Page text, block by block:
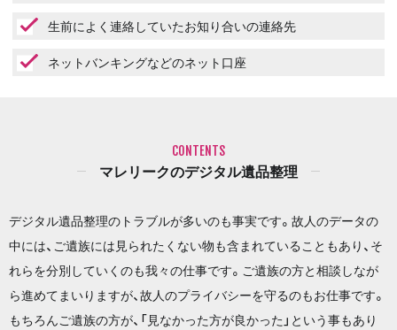
生前によく連絡していたお知り合いの連絡先
ネットバンキングなどのネット口座
CONTENTS
マレリークのデジタル遺品整理
デジタル遺品整理のトラブルが多いのも事実です。故人のデータの
中には、ご遺族には見られたくない物も含まれていることもあり、そ
れらを分別していくのも我々の仕事です。ご遺族の方と相談しなが
ら進めてまいりますが、故人のプライバシーを守るのもお仕事です。
もちろんご遺族の方が、「見なかった方が良かった」という事もあり